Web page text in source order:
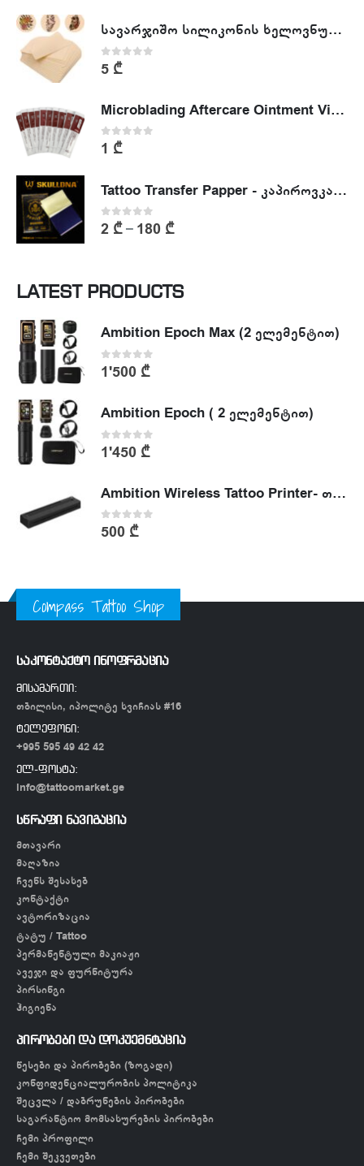
სავარჯიშო სილიკონის ხელოვნური კანი - Tattoo Practike skin
0out of 5
5 ₾
Microblading Aftercare Ointment Vitamin A&D
0 out of 5
1 ₾
Tattoo Transfer Papper - კაპიროვკა - ტატუს ესკიზის კოპირების ქაღალდი
0out of 5
2 ₾– 180 ₾
LATEST PRODUCTS
Ambition Epoch Max (2 ელემენტით)
0out of 5
1'500 ₾
Ambition Epoch ( 2 ელემენტით)
0out of 5
1'450 ₾
Ambition Wireless Tattoo Printer- თერმული პრინტერი
0out of 5
500 ₾
Compass Tattoo Shop
საკონტაქტო ინოფრმაცია
მისამართი:
თბილისი, იპოლიტე ხვიჩიას #16
ტელეფონი:
+995 595 49 42 42
ელ-ფოსტა:
info@tattoomarket.ge
სწრაფი ნავიგაცია
მთავარი
მაღაზია
ჩვენს შესახებ
კონტაქტი
ავტორიზაცია
ტატუ / Tattoo
პერმანენტული მაკიაჟი
ავეჯი და ფურნიტურა
პირსინგი
ჰიგიენა
პირობები და დოკუემნტაცია
წესები და პირობები (ზოგადი)
კონფიდენციალურობის პოლიტიკა
შეცვლა / დაბრუნების პირობები
საგარანტიო მომსახურების პირობები
ჩემი პროფილი
ჩემი შეკვეთები